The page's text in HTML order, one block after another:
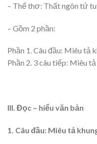
– Thể thơ: Thất ngôn tứ
– Gồm 2 phần:
Phần 1. Câu đầu: Miêu tả
Phần 2. 3 câu tiếp: Miêu
III. Đọc – hiểu văn bản
1. Câu đầu: Miêu tả